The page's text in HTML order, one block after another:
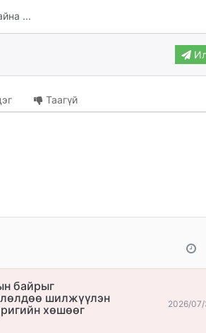
Таагүй
байрыг
шилжүүлэн
хөшөөг
2026/